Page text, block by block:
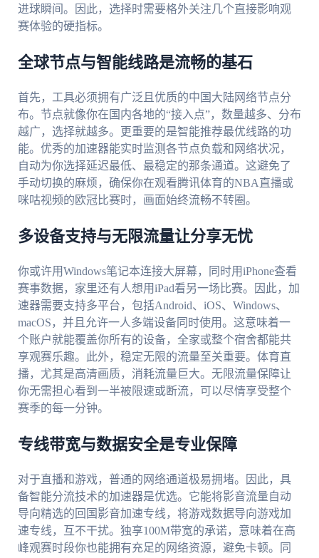
进球瞬间。因此，选择时需要格外关注几个直接影响观
赛体验的硬指标。
全球节点与智能线路是流畅的基石
首先，工具必须拥有广泛且优质的中国大陆网络节点分
布。节点就像你在国内各地的“接入点”，数量越多、分布
越广，选择就越多。更重要的是智能推荐最优线路的功
能。优秀的加速器能实时监测各节点负载和网络状况，
自动为你选择延迟最低、最稳定的那条通道。这避免了
手动切换的麻烦，确保你在观看腾讯体育的NBA直播或
咪咕视频的欧冠比赛时，画面始终流畅不转圈。
多设备支持与无限流量让分享无忧
你或许用Windows笔记本连接大屏幕，同时用iPhone查看
赛事数据，家里还有人想用iPad看另一场比赛。因此，加
速器需要支持多平台，包括Android、iOS、Windows、
macOS，并且允许一人多端设备同时使用。这意味着一
个账户就能覆盖你所有的设备，全家或整个宿舍都能共
享观赛乐趣。此外，稳定无限的流量至关重要。体育直
播，尤其是高清画质，消耗流量巨大。无限流量保障让
你无需担心看到一半被限速或断流，可以尽情享受整个
赛季的每一分钟。
专线带宽与数据安全是专业保障
对于直播和游戏，普通的网络通道极易拥堵。因此，具
备智能分流技术的加速器是优选。它能将影音流量自动
导向精选的回国影音加速专线，将游戏数据导向游戏加
速专线，互不干扰。独享100M带宽的承诺，意味着在高
峰观赛时段你也能拥有充足的网络资源，避免卡顿。同